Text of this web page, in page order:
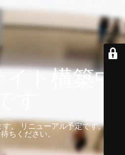
ト構築中
。 リニューアル予定です。 しば
ちください。